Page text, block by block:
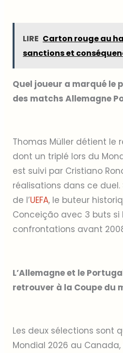
LIRE Carton rouge au
sanctions et
Quel joueur a marqué le
des matchs Allemagne
Thomas Müller détient le
dont un triplé lors du
est suivi par Cristiano
réalisations dans ce
de l’UEFA, le buteur
Conceição avec 3 buts si
confrontations avant
L’Allemagne et le
retrouver à la Coupe du
Les deux sélections sont
Mondial 2026 au